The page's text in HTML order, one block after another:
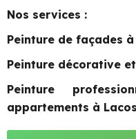
Nos services :
Peinture de façades
Peinture décorative
Peinture
appartements à